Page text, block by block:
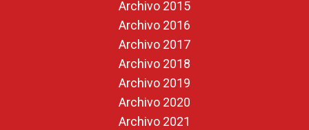
Archivo 2015
Archivo 2016
Archivo 2017
Archivo 2018
Archivo 2019
Archivo 2020
Archivo 2021